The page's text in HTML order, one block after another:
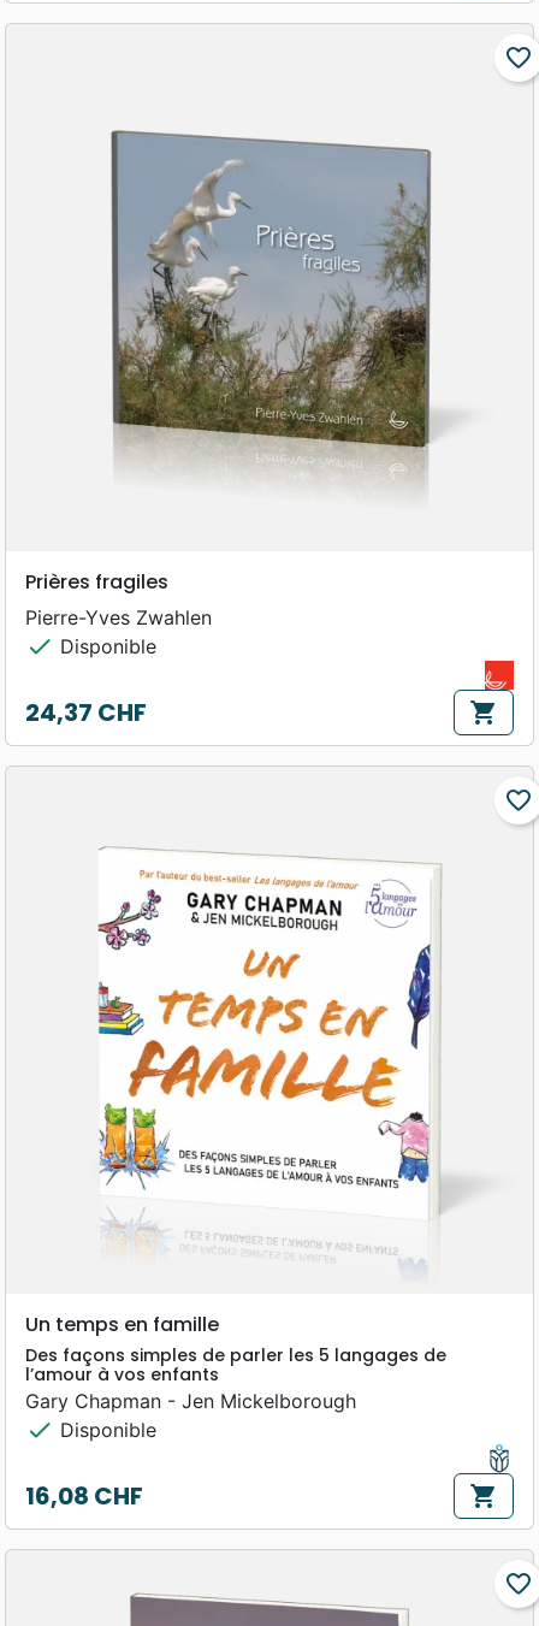
favorite_border
Prières fragiles
Pierre-Yves Zwahlen
check Disponible
Prix
24,37 CHF shopping_cart
favorite_border
Un temps en famille
Des façons simples de parler les 5 langages de
l’amour à vos enfants
Gary Chapman - Jen Mickelborough
check Disponible
Prix
16,08 CHF shopping_cart
favorite_border